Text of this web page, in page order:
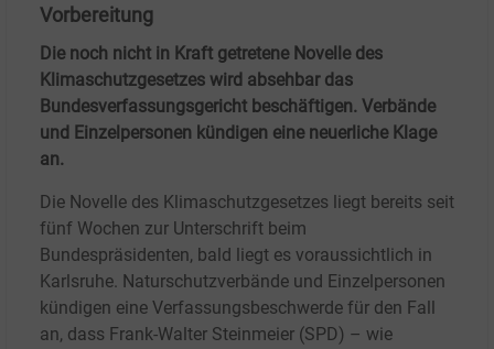
Vorbereitung
Die noch nicht in Kraft getretene Novelle des
Klimaschutzgesetzes wird absehbar das
Bundesverfassungsgericht beschäftigen. Verbände
und Einzelpersonen kündigen eine neuerliche Klage
an.
Die Novelle des Klimaschutzgesetzes liegt bereits seit
fünf Wochen zur Unterschrift beim
Bundespräsidenten, bald liegt es voraussichtlich in
Karlsruhe. Naturschutzverbände und Einzelpersonen
kündigen eine Verfassungsbeschwerde für den Fall
an, dass Frank-Walter Steinmeier (SPD) – wie